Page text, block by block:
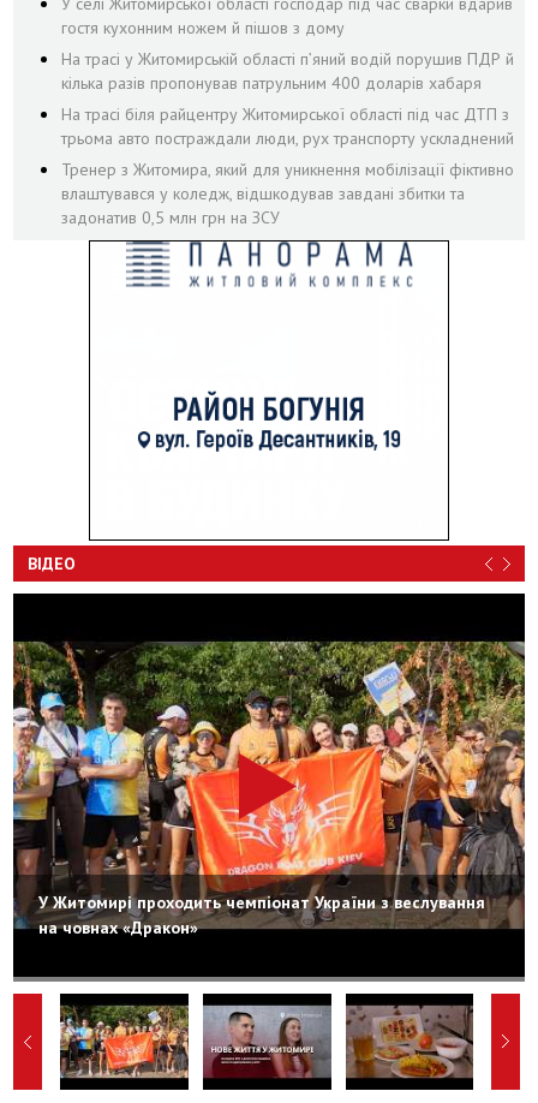
гостя кухонним ножем й пішов з дому
На трасі у Житомирській області п’яний водій порушив ПДР й
кілька разів пропонував патрульним 400 доларів хабаря
На трасі біля райцентру Житомирської області під час ДТП з
трьома авто постраждали люди, рух транспорту ускладнений
Тренер з Житомира, який для уникнення мобілізації фіктивно
влаштувався у коледж, відшкодував завдані збитки та
задонатив 0,5 млн грн на ЗСУ
ВІДЕО
У Житомирі проходить чемпіонат України з веслування
на човнах «Дракон»